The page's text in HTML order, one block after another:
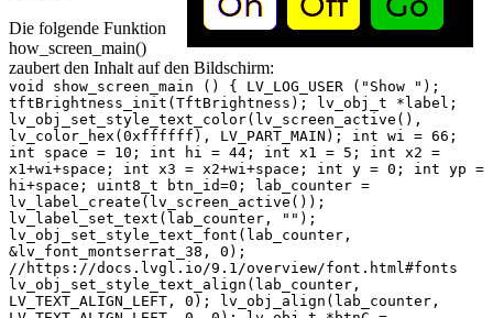
Die folgende Funktion
how_screen_main()
zaubert den Inhalt auf den Bildschirm:
void show_screen_main () { LV_LOG_USER ("Show ");
tftBrightness_init(TftBrightness); lv_obj_t *label;
lv_obj_set_style_text_color(lv_screen_active(),
lv_color_hex(0xffffff), LV_PART_MAIN); int wi = 66;
int space = 10; int hi = 44; int x1 = 5; int x2 =
x1+wi+space; int x3 = x2+wi+space; int y = 0; int yp =
hi+space; uint8_t btn_id=0; lab_counter =
lv_label_create(lv_screen_active());
lv_label_set_text(lab_counter, "");
lv_obj_set_style_text_font(lab_counter,
&lv_font_montserrat_38, 0);
//https://docs.lvgl.io/9.1/overview/font.html#fonts
lv_obj_set_style_text_align(lab_counter,
LV_TEXT_ALIGN_LEFT, 0); lv_obj_align(lab_counter,